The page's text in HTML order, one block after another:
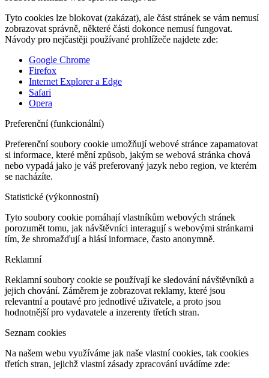
Tyto cookies lze blokovat (zakázat), ale část stránek se vám nemusí
zobrazovat správně, některé části dokonce nemusí fungovat.
Návody pro nejčastěji používané prohlížeče najdete zde:
Google Chrome
Firefox
Internet Explorer a Edge
Safari
Opera
Preferenční (funkcionální)
Preferenční soubory cookie umožňují webové stránce zapamatovat
si informace, které mění způsob, jakým se webová stránka chová
nebo vypadá jako je váš preferovaný jazyk nebo region, ve kterém
se nacházíte.
Statistické (výkonnostní)
Tyto soubory cookie pomáhají vlastníkům webových stránek
porozumět tomu, jak návštěvníci interagují s webovými stránkami
tím, že shromažďují a hlásí informace, často anonymně.
Reklamní
Reklamní soubory cookie se používají ke sledování návštěvníků a
jejich chování. Záměrem je zobrazovat reklamy, které jsou
relevantní a poutavé pro jednotlivé uživatele, a proto jsou
hodnotnější pro vydavatele a inzerenty třetích stran.
Seznam cookies
Na našem webu využíváme jak naše vlastní cookies, tak cookies
třetích stran, jejichž vlastní zásady zpracování uvádíme zde: